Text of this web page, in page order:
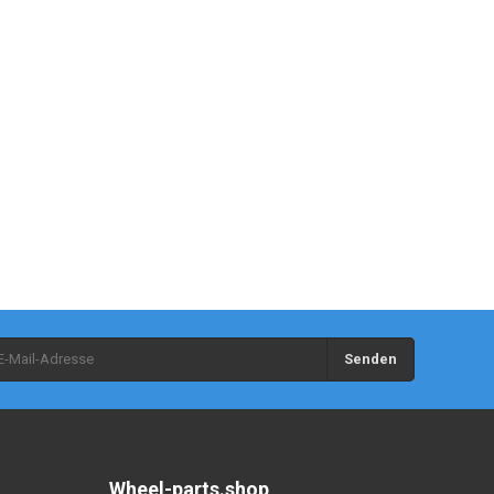
Senden
Wheel-parts.shop